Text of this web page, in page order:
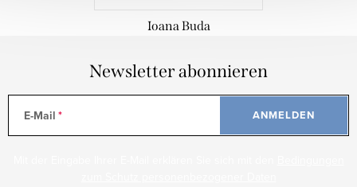
Ioana Buda
Newsletter abonnieren
E-Mail ANMELDEN